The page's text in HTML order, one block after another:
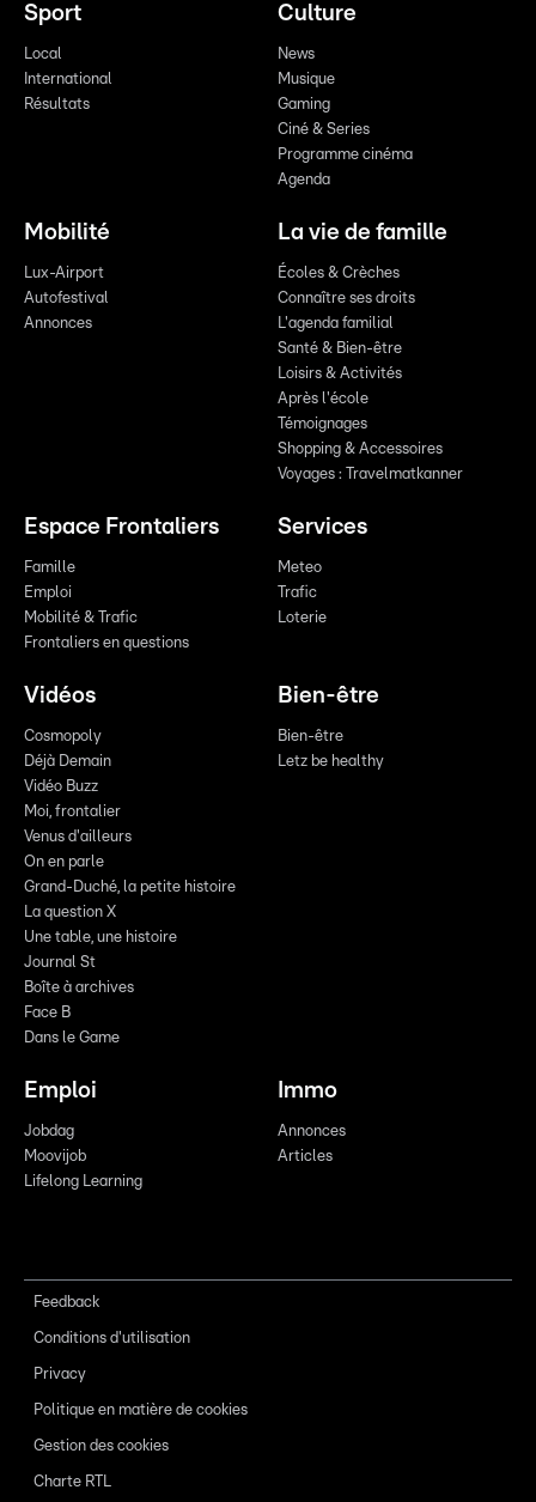
Sport
Local
International
Résultats
Culture
News
Musique
Gaming
Ciné & Series
Programme cinéma
Agenda
Mobilité
Lux-Airport
Autofestival
Annonces
La vie de famille
Écoles & Crèches
Connaître ses droits
L'agenda familial
Santé & Bien-être
Loisirs & Activités
Après l'école
Témoignages
Shopping & Accessoires
Voyages : Travelmatkanner
Espace Frontaliers
Famille
Emploi
Mobilité & Trafic
Frontaliers en questions
Services
Meteo
Trafic
Loterie
Vidéos
Cosmopoly
Déjà Demain
Vidéo Buzz
Moi, frontalier
Venus d'ailleurs
On en parle
Grand-Duché, la petite histoire
La question X
Une table, une histoire
Journal St
Boîte à archives
Face B
Dans le Game
Bien-être
Bien-être
Letz be healthy
Emploi
Jobdag
Moovijob
Lifelong Learning
Immo
Annonces
Articles
Feedback
Conditions d'utilisation
Privacy
Politique en matière de cookies
Gestion des cookies
Charte RTL